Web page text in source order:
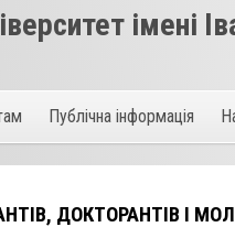
імені
Публічна інформація
ДОКТОРАНТІВ І